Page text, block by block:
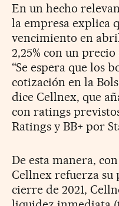
En un hecho
la empresa explica
vencimiento en
2,25% con un
“Se espera que los
cotización en la
dice Cellnex, que
con ratings
Ratings y BB+ por
De esta manera,
Cellnex refuerza su
cierre de 2021,